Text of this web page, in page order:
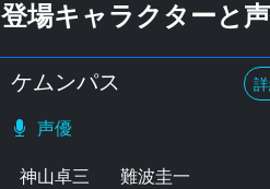
登場キャラクターと
ケムンパス
声優
神山卓三
難波圭一